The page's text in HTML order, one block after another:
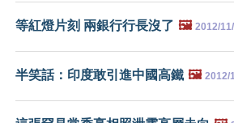
等紅燈片刻 兩銀行行長沒了 🖼️ 2012/
半笑話：印度敢引進中國高鐵 🖼️ 2012/